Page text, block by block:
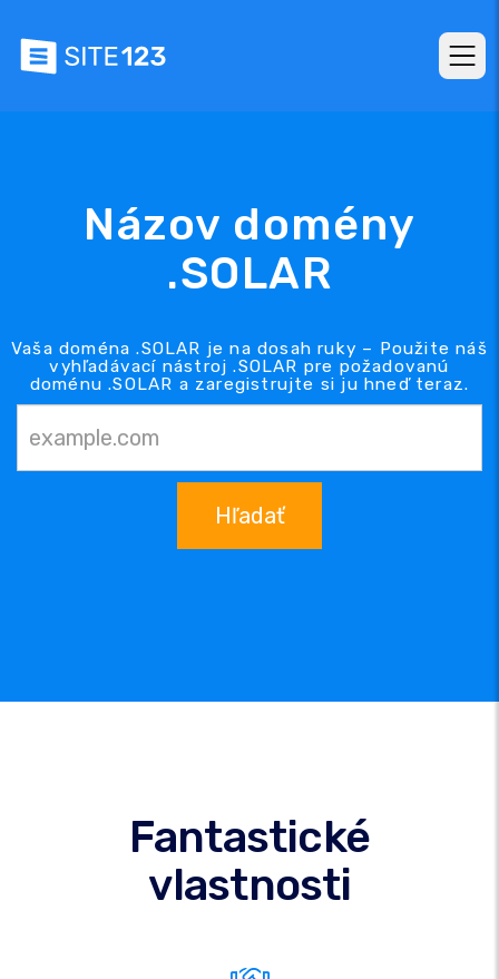
Názov domény
.SOLAR
Vaša doména .SOLAR je na dosah ruky – Použite náš
vyhľadávací nástroj .SOLAR pre požadovanú
doménu .SOLAR a zaregistrujte si ju hneď teraz.
Hľadať
Fantastické
vlastnosti